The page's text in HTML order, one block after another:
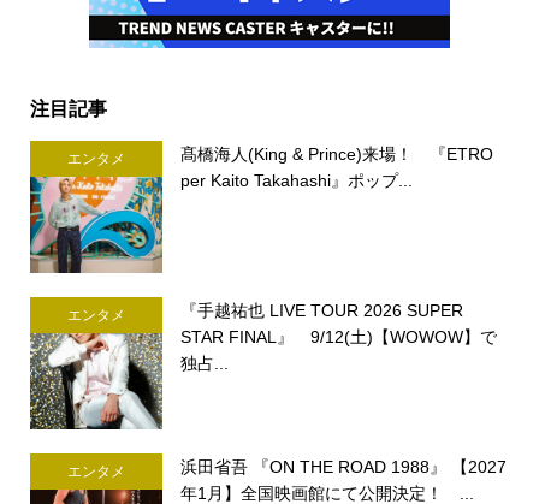
注目記事
エンタメ
髙橋海人(King & Prince)来場！ 『ETRO
per Kaito Takahashi』ポップ...
エンタメ
『手越祐也 LIVE TOUR 2026 SUPER
STAR FINAL』 9/12(土)【WOWOW】で
独占...
エンタメ
浜田省吾 『ON THE ROAD 1988』 【2027
年1月】全国映画館にて公開決定！ ...